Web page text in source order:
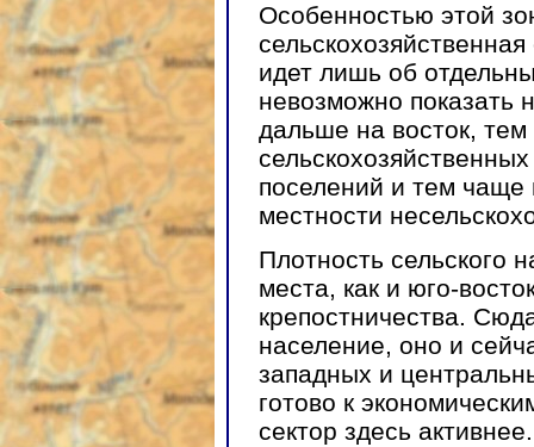
Особенностью этой
идет лишь об
невозможно показать
дальше на восток,
поселений и тем чаще
местности
Плотность сельского
места, как и юго-
крепостничества.
население, оно и
западных и
готово к
сектор здесь активнее.